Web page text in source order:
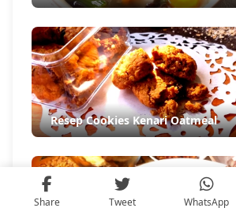
Resep Cookies Kenari Oatmeal
Share Tweet WhatsApp